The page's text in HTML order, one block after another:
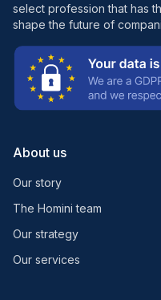
select profession that has
shape the future of
About us
Our story
The Homini team
Our strategy
Our services